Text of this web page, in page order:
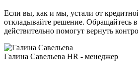
Если вы, как и мы, устали от
откладывайте решение. Обращайтесь
действительно помогут вернуть
Галина Савельева HR - менеджер